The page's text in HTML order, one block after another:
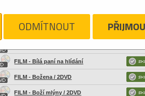
Název
FILM - Vyprávěj / 1.řada / 13DVD+CD
FILM - Bílá paní na hlídání
FILM - Božena / 2DVD
FILM - Boží mlýny / 2DVD
ODMÍTNOUT